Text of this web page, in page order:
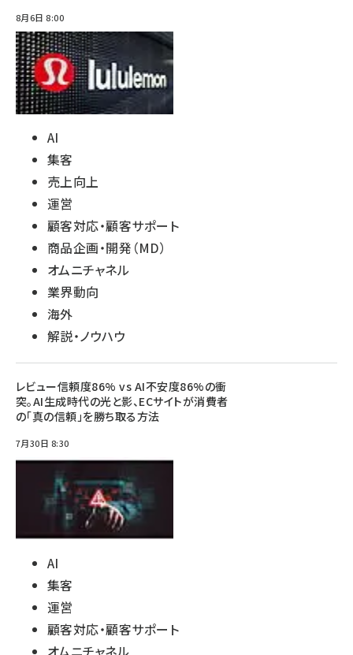
8月6日 8:00
AI
集客
売上向上
運営
顧客対応・顧客サポート
商品企画・開発（MD）
オムニチャネル
業界動向
海外
解説・ノウハウ
レビュー信頼度86% vs AI不安度86%の衝
突。AI生成時代の光と影、ECサイトが消費者
の「真の信頼」を勝ち取る方法
7月30日 8:30
AI
集客
運営
顧客対応・顧客サポート
オムニチャネル